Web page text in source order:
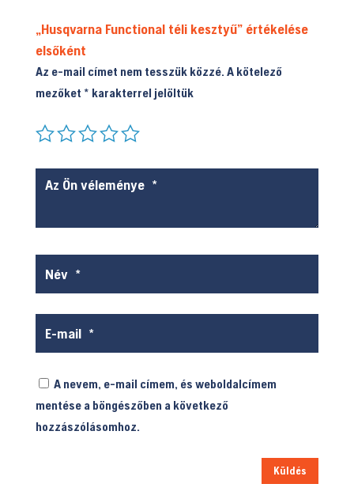
„Husqvarna Functional téli kesztyű” értékelése
elsőként
Az e-mail címet nem tesszük közzé. A kötelező
mezőket * karakterrel jelöltük
A nevem, e-mail címem, és weboldalcímem
mentése a böngészőben a következő
hozzászólásomhoz.
Küldés